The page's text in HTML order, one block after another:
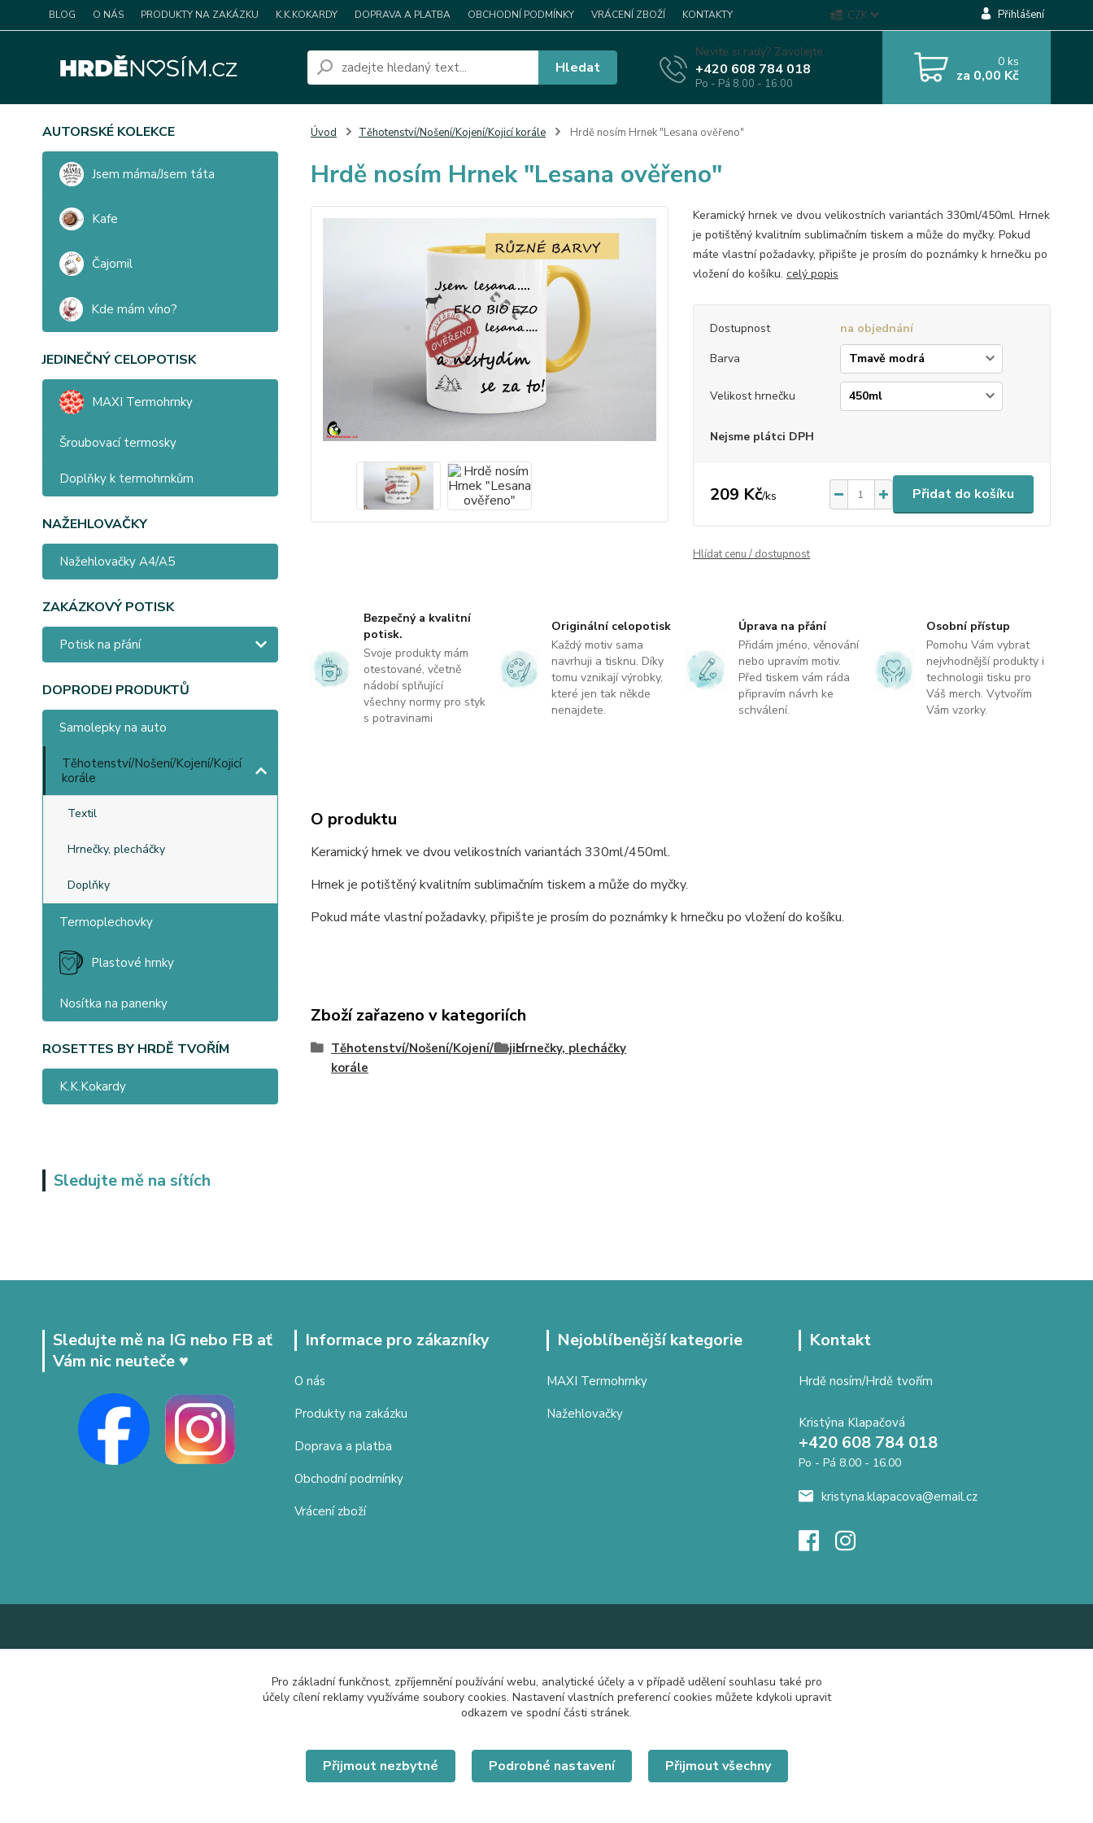
BLOG O NÁS PRODUKTY NA ZAKÁZKU K.K.KOKARDY DOPRAVA A PLATBA OBCHODNÍ PODMÍNKY VRÁCENÍ ZBOŽÍ KONTAKTY CZK Přihlášení
Hledat
Nevíte si rady? Zavolejte.
+420 608 784 018
Po - Pá 8.00 - 16.00
0ks
za 0,00 Kč
AUTORSKÉ KOLEKCE
Jsem máma/Jsem táta
Kafe
Čajomil
Kde mám víno?
JEDINEČNÝ CELOPOTISK
MAXI Termohrnky
Šroubovací termosky
Doplňky k termohrnkům
NAŽEHLOVAČKY
Nažehlovačky A4/A5
ZAKÁZKOVÝ POTISK
Potisk na přání
DOPRODEJ PRODUKTŮ
Samolepky na auto
Těhotenství/Nošení/Kojení/Kojicí
korále
Textil
Hrnečky, plecháčky
Doplňky
Termoplechovky
Plastové hrnky
Nosítka na panenky
ROSETTES BY HRDĚ TVOŘÍM
K.K.Kokardy
Sledujte mě na sítích
Úvod Těhotenství/Nošení/Kojení/Kojicí korále Hrdě nosím Hrnek "Lesana ověřeno"
Hrdě nosím Hrnek "Lesana ověřeno"
Keramický hrnek ve dvou velikostních variantách 330ml/450ml. Hrnek
je potištěný kvalitním sublimačním tiskem a může do myčky. Pokud
máte vlastní požadavky, připište je prosím do poznámky k hrnečku po
vložení do košíku. celý popis
Dostupnost
na objednání
Barva
Velikost hrnečku
Nejsme plátci DPH
209 Kč/ks Přidat do košíku
Hlídat cenu / dostupnost
Bezpečný a kvalitní
potisk.
Svoje produkty mám
otestované, včetně
nádobí splňující
všechny normy pro styk
s potravinami
Originální celopotisk
Každý motiv sama
navrhuji a tisknu. Díky
tomu vznikají výrobky,
které jen tak někde
nenajdete.
Úprava na přání
Přidám jméno, věnování
nebo upravím motiv.
Před tiskem vám ráda
připravím návrh ke
schválení.
Osobní přístup
Pomohu Vám vybrat
nejvhodnější produkty i
technologii tisku pro
Váš merch. Vytvořím
Vám vzorky.
O produktu
Keramický hrnek ve dvou velikostních variantách 330ml/450ml.
Hrnek je potištěný kvalitním sublimačním tiskem a může do myčky.
Pokud máte vlastní požadavky, připište je prosím do poznámky k hrnečku po vložení do košíku.
Zboží zařazeno v kategoriích
Těhotenství/Nošení/Kojení/Kojicí
korále
Hrnečky, plecháčky
Sledujte mě na IG nebo FB ať
Vám nic neuteče ♥
Informace pro zákazníky
O nás
Produkty na zakázku
Doprava a platba
Obchodní podmínky
Vrácení zboží
Nejoblíbenější kategorie
MAXI Termohrnky
Nažehlovačky
Kontakt
Hrdě nosím/Hrdě tvořím
Kristýna Klapačová
+420 608 784 018
Po - Pá 8.00 - 16.00
kristyna.klapacova@email.cz
Pro základní funkčnost, zpříjemnění používání webu, analytické účely a v případě udělení souhlasu také pro
účely cílení reklamy využíváme soubory cookies. Nastavení vlastních preferencí cookies můžete kdykoli upravit
odkazem ve spodní části stránek.
Přijmout nezbytné Podrobné nastavení Přijmout všechny